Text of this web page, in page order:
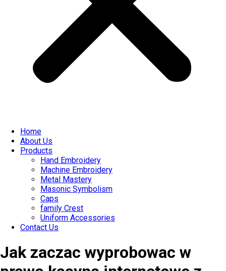
Home
About Us
Products
Hand Embroidery
Machine Embroidery
Metal Mastery
Masonic Symbolism
Caps
family Crest
Uniform Accessories
Contact Us
Jak zaczac wyprobowac w